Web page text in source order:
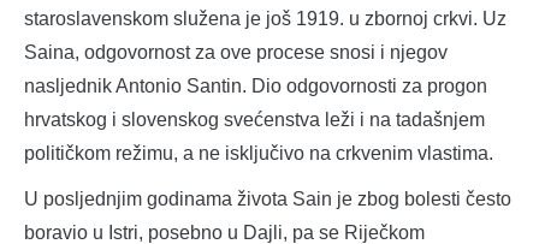
staroslavenskom služena je još 1919. u zbornoj crkvi. Uz
Saina, odgovornost za ove procese snosi i njegov
nasljednik Antonio Santin. Dio odgovornosti za progon
hrvatskog i slovenskog svećenstva leži i na tadašnjem
političkom režimu, a ne isključivo na crkvenim vlastima.
U posljednjim godinama života Sain je zbog bolesti često
boravio u Istri, posebno u Dajli, pa se Riječkom